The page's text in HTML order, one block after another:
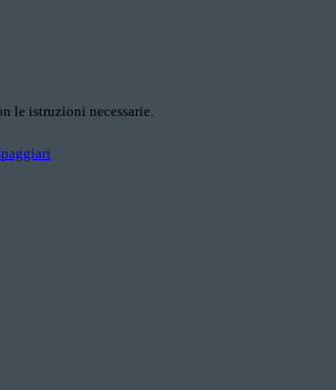
le istruzioni necessarie.